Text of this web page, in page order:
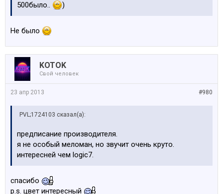
500было..
)
Не было
KOTOK
Свой человек
#980
23 апр 2013
PVL;1724103 сказал(а):
предписание производителя.
я не особый меломан, но звучит очень круто.
интересней чем logic7.
спасибо
p.s. цвет интересный